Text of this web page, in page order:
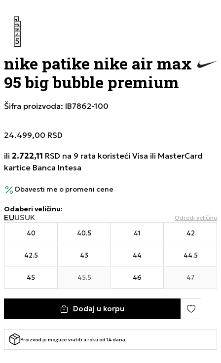
1
2
3
4
5
nike patike nike air max
95 big bubble premium
Šifra proizvoda: IB7862-100
24.499,00 RSD
ili 2.722,11 RSD na 9 rata koristeći Visa ili MasterCard
kartice Banca Intesa
Obavesti me o promeni cene
Odaberi veličinu:
EUUSUK Odredi veličinu
40 40.5 41 42
42.5 43 44 44.5
45 45.5 46 47
Dodaj u korpu
Proizvod je moguce vratiti u roku od 14 dana.